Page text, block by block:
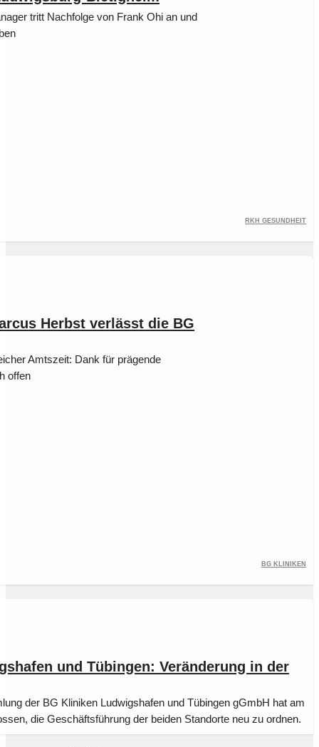
tritt Nachfolge von Frank Ohi an und
RKH Gesundheit
Herbst verlässt die BG
Amtszeit: Dank für prägende
offen
BG Kliniken
und Tübingen: Veränderung in der
der BG Kliniken Ludwigshafen und Tübingen gGmbH hat am
die Geschäftsführung der beiden Standorte neu zu ordnen.